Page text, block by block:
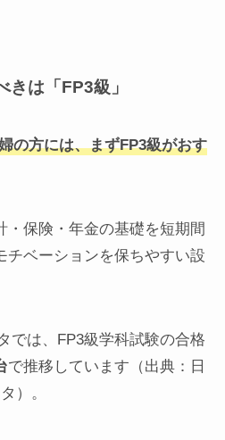
きは「FP3級」
の方には、まずFP3級がおす
・保険・年金の基礎を短期間
チベーションを保ちやすい設
では、FP3級学科試験の合格
で推移しています（出典：日
）。